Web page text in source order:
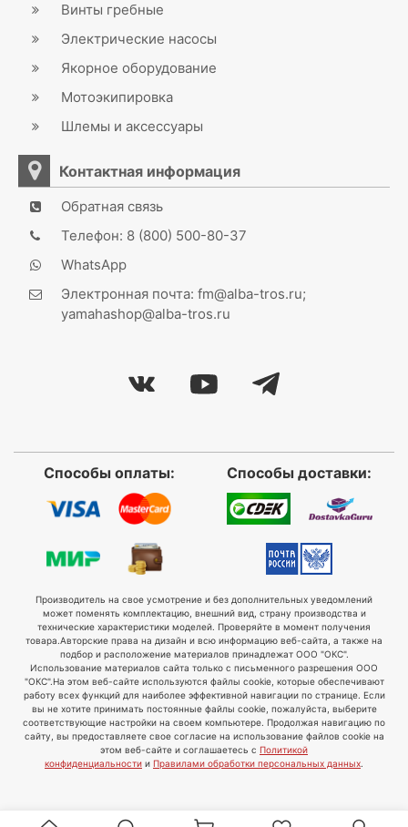
Винты гребные
Электрические насосы
Якорное оборудование
Мотоэкипировка
Шлемы и аксессуары
Контактная информация
Обратная связь
Телефон: 8 (800) 500-80-37
WhatsApp
Электронная почта: fm@alba-tros.ru;
yamahashop@alba-tros.ru
Способы оплаты: Способы доставки:
Производитель на свое усмотрение и без дополнительных уведомлений
может поменять комплектацию, внешний вид, страну производства и
технические характеристики моделей. Проверяйте в момент получения
товара.Авторские права на дизайн и всю информацию веб-сайта, а также на
подбор и расположение материалов принадлежат ООО "ОКС".
Использование материалов сайта только с письменного разрешения ООО
"ОКС".На этом веб-сайте используются файлы cookie, которые обеспечивают
работу всех функций для наиболее эффективной навигации по странице. Если
вы не хотите принимать постоянные файлы cookie, пожалуйста, выберите
соответствующие настройки на своем компьютере. Продолжая навигацию по
сайту, вы предоставляете свое согласие на использование файлов cookie на
этом веб-сайте и соглашаетесь с Политикой
конфиденциальности и Правилами обработки персональных данных.